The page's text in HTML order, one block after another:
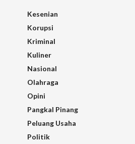
Kesenian
Korupsi
Kriminal
Kuliner
Nasional
Olahraga
Opini
Pangkal Pinang
Peluang Usaha
Politik